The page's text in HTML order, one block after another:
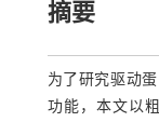
摘要
为了研究驱动
功能，本文以